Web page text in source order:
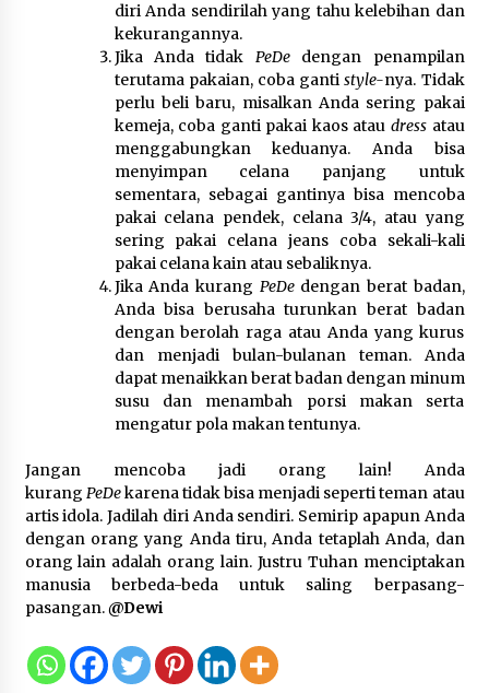
Wali Kota Serang Budi Rustandi
Berikan Penghargaan kepada
Pemenang Sayembara Logo HUT ke-
19 Kota Serang
5 Agustus 2026
Polres Cilegon Gelar Apel
Kesiapsiagaan Hadapi Ancaman
Kebakaran Akibat Fenomena El Niño
5 Agustus 2026
Pemkot Cilegon Sampaikan
Rancangan KUA PPAS 2027,
Pendapatan Ditarget Rp2,03 Triliun
5 Agustus 2026
diri Anda sendirilah yang tahu kelebihan dan
kekurangannya.
Jika Anda tidak PeDe dengan penampilan
terutama pakaian, coba gantistyle-nya. Tidak
perlu beli baru, misalkan Anda sering pakai
kemeja, coba ganti pakai kaos atau dress atau
menggabungkan keduanya. Anda bisa
menyimpan celana panjang untuk
sementara, sebagai gantinya bisa mencoba
pakai celana pendek, celana 3/4, atau yang
sering pakai celana jeans coba sekali-kali
pakai celana kain atau sebaliknya.
Jika Anda kurang PeDe dengan berat badan,
Anda bisa berusaha turunkan berat badan
dengan berolah raga atau Anda yang kurus
dan menjadi bulan-bulanan teman. Anda
dapat menaikkan berat badan dengan minum
susu dan menambah porsi makan serta
mengatur pola makan tentunya.
Jangan mencoba jadi orang lain! Anda
kurang PeDekarena tidak bisa menjadi seperti teman atau
artis idola. Jadilah diri Anda sendiri. Semirip apapun Anda
dengan orang yang Anda tiru, Anda tetaplah Anda, dan
orang lain adalah orang lain. Justru Tuhan menciptakan
manusia berbeda-beda untuk saling berpasang-
pasangan.@Dewi